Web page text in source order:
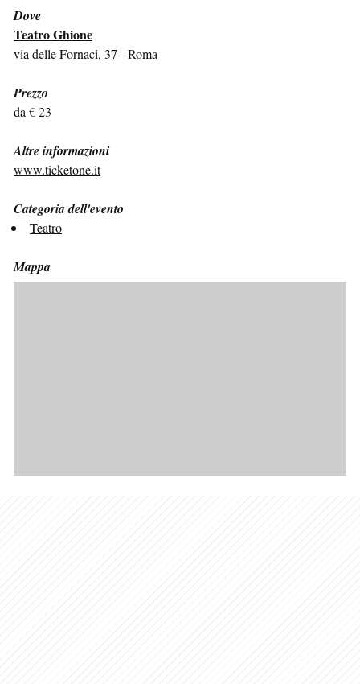
Dove
Teatro Ghione
via delle Fornaci, 37 - Roma
Prezzo
da € 23
Altre informazioni
www.ticketone.it
Categoria dell'evento
Teatro
Mappa